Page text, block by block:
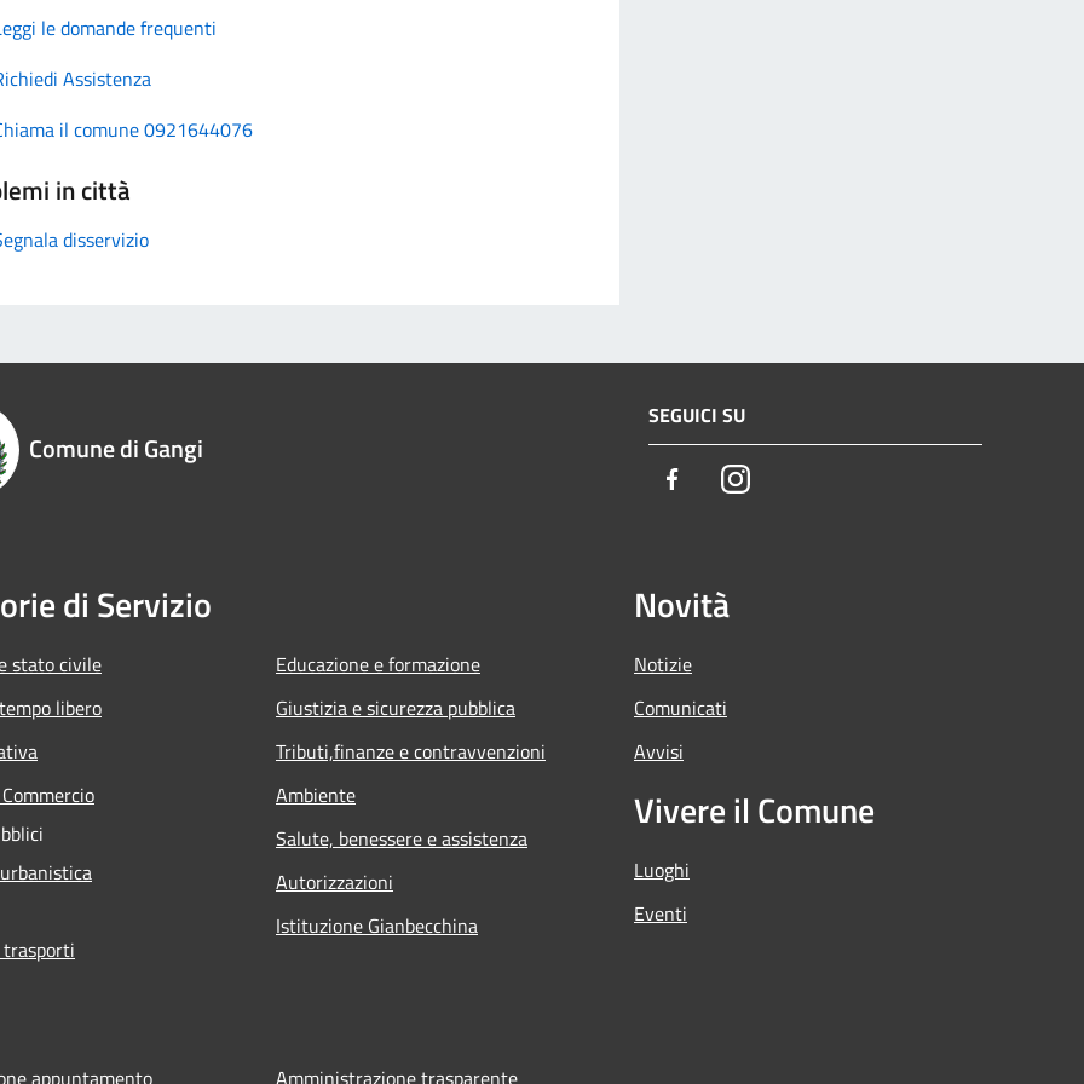
le domande frequenti
Assistenza
il comune 0921644076
in città
disservizio
Comune di Gangi
SEGUICI SU
FacebookInstagram
di Servizio
stato civile
libero
Educazione e formazione
Giustizia e sicurezza pubblica
Tributi,finanze e contravvenzioni
Ambiente
Salute, benessere e assistenza
Autorizzazioni
Istituzione Gianbecchina
Novità
Notizie
Comunicati
Avvisi
Vivere il Comune
Luoghi
Eventi
appuntamento Amministrazione trasparente